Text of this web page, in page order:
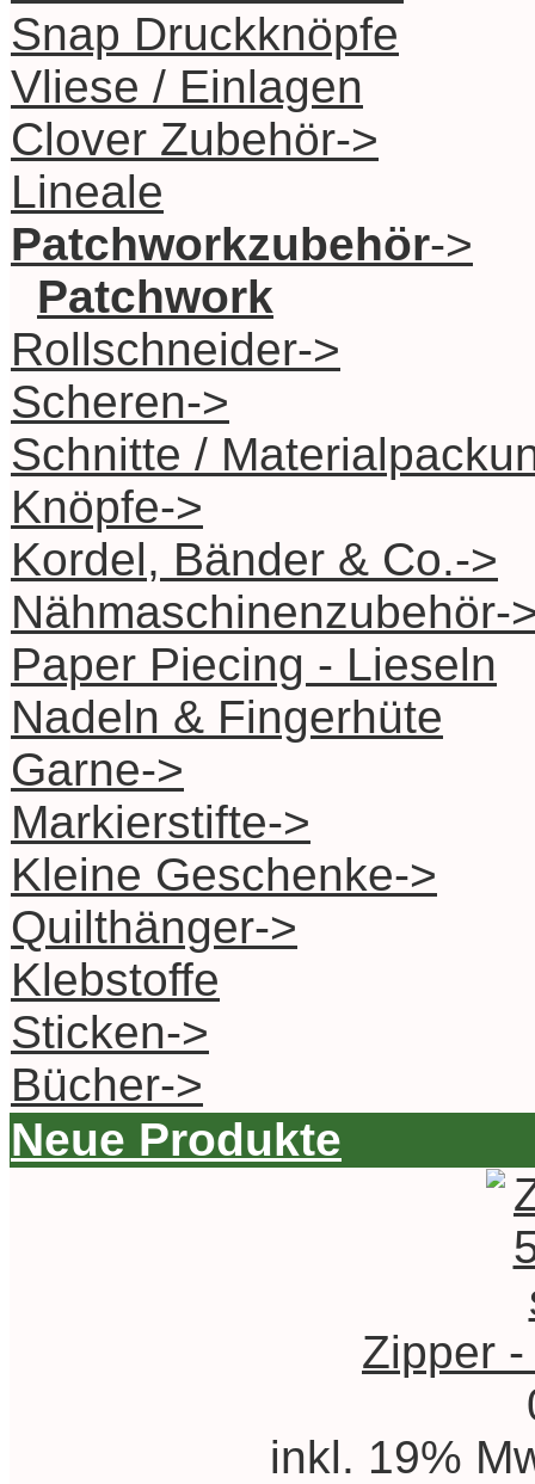
Snap Druckknöpfe
Vliese / Einlagen
Clover Zubehör->
Lineale
Patchworkzubehör->
Patchwork
Rollschneider->
Scheren->
Schnitte /
Knöpfe->
Kordel, Bänder & Co.->
Nähmaschinenzubehör-
Paper Piecing - Lieseln
Nadeln & Fingerhüte
Garne->
Markierstifte->
Kleine Geschenke->
Quilthänger->
Klebstoffe
Sticken->
Bücher->
Neue Produkte
Zipper
inkl. 19%